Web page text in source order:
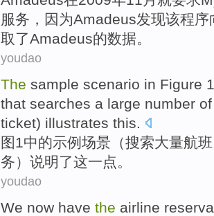
服务 ，因为Amadeus发现该程序
取了Amadeus的数据。
youdao
The sample scenario in Figure 1
that searches a large number of
ticket) illustrates this.
图1中的示例 场景 （搜索大量航班
务） 说明了这一点。
youdao
We now have the airline